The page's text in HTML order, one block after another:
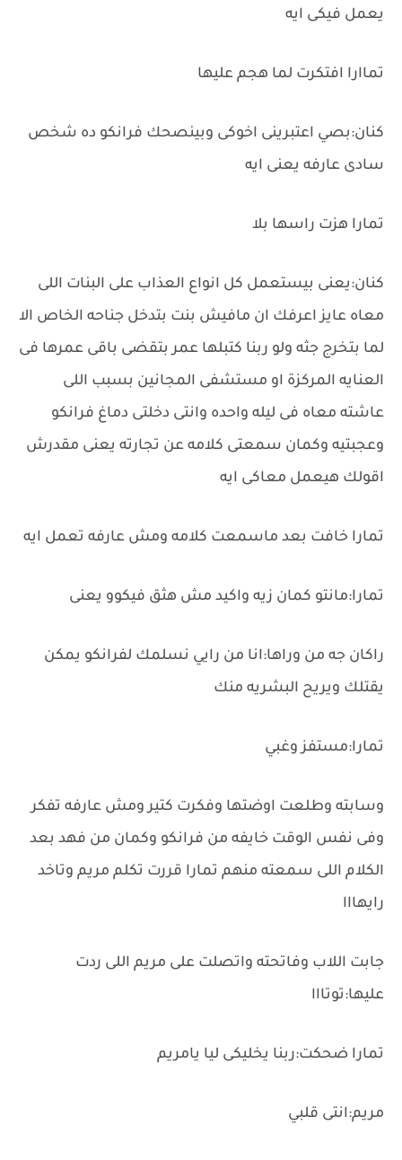
يعمل فيكى ايه
تماارا افتكرت لما هجم عليها
كنان:بصي اعتبرينى اخوكى وبينصحك فرانكو ده شخص
سادى عارفه يعنى ايه
تمارا هزت راسها بلا
كنان:يعنى بيستعمل كل انواع العذاب على البنات اللى
معاه عايز اعرفك ان مافيش بنت بتدخل جناحه الخاص الا
لما بتخرج جثه ولو ربنا كتبلها عمر بتقضى باقى عمرها فى
العنايه المركزة او مستشفى المجانين بسبب اللى
عاشته معاه فى ليله واحده وانتى دخلتى دماغ فرانكو
وعجبتيه وكمان سمعتى كلامه عن تجارته يعنى مقدرش
اقولك هيعمل معاكى ايه
تمارا خافت بعد ماسمعت كلامه ومش عارفه تعمل ايه
تمارا:مانتو كمان زيه واكيد مش هثق فيكوو يعنى
راكان جه من وراها:انا من رايي نسلمك لفرانكو يمكن
يقتلك ويريح البشريه منك
تمارا:مستفز وغبي
وسابته وطلعت اوضتها وفكرت كتير ومش عارفه تفكر
وفى نفس الوقت خايفه من فرانكو وكمان من فهد بعد
الكلام اللى سمعته منهم تمارا قررت تكلم مريم وتاخد
رايهااا
جابت اللاب وفاتحته واتصلت على مريم اللى ردت
عليها:توتااا
تمارا ضحكت:ربنا يخليكى ليا يامريم
مريم:انتى قلبي